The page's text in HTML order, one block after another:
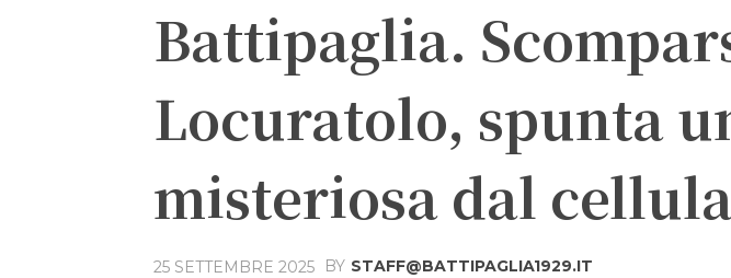
Battipaglia.
Locuratolo, spunta
misteriosa dal
25 SETTEMBRE 2025 BY STAFF@BATTIPAGLIA1929.IT